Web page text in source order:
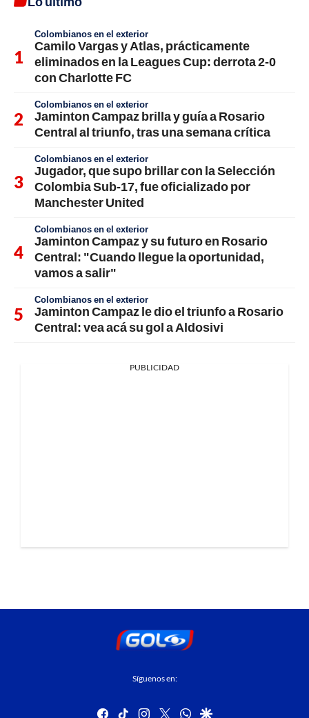
Colombianos en el exterior
Camilo Vargas y Atlas, prácticamente
eliminados en la Leagues Cup: derrota 2-0
con Charlotte FC
Colombianos en el exterior
Jaminton Campaz brilla y guía a Rosario
Central al triunfo, tras una semana crítica
Colombianos en el exterior
Jugador, que supo brillar con la Selección
Colombia Sub-17, fue oficializado por
Manchester United
Colombianos en el exterior
Jaminton Campaz y su futuro en Rosario
Central: "Cuando llegue la oportunidad,
vamos a salir"
Colombianos en el exterior
Jaminton Campaz le dio el triunfo a Rosario
Central: vea acá su gol a Aldosivi
PUBLICIDAD
Síguenos en:
facebook
tiktok instagram
twitterwhatsapp
google